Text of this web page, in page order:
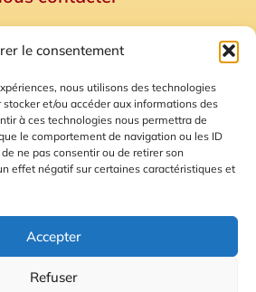
le consentement
nous utilisons des technologies
et/ou accéder aux informations des
à ces technologies nous permettra de
le comportement de navigation ou les ID
ne pas consentir ou de retirer son
effet négatif sur certaines caractéristiques et
Accepter
Refuser
Plan du site
des Cookies